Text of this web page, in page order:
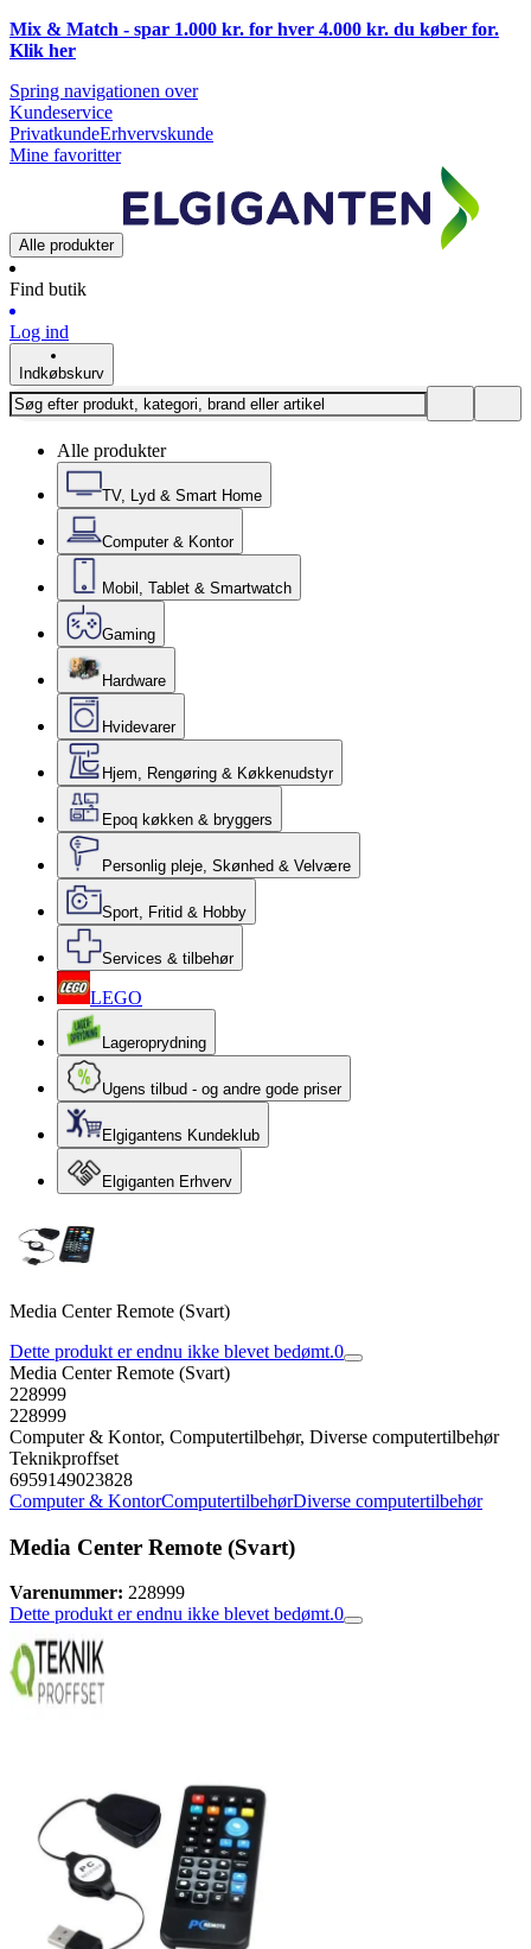
Mix & Match - spar 1.000 kr. for hver 4.000 kr. du køber for.
Klik her
Spring navigationen over
Kundeservice
PrivatkundeErhvervskunde
Mine favoritter
Alle produkter
Find butik
Log ind
Indkøbskurv
Alle produkter
TV, Lyd & Smart Home
Computer & Kontor
Mobil, Tablet & Smartwatch
Gaming
Hardware
Hvidevarer
Hjem, Rengøring & Køkkenudstyr
Epoq køkken & bryggers
Personlig pleje, Skønhed & Velvære
Sport, Fritid & Hobby
Services & tilbehør
LEGO
Lageroprydning
Ugens tilbud - og andre gode priser
Elgigantens Kundeklub
Elgiganten Erhverv
Media Center Remote (Svart)
Dette produkt er endnu ikke blevet bedømt.0
Media Center Remote (Svart)
228999
228999
Computer & Kontor, Computertilbehør, Diverse computertilbehør
Teknikproffset
6959149023828
Computer & KontorComputertilbehørDiverse computertilbehør
Media Center Remote (Svart)
Varenummer: 228999
Dette produkt er endnu ikke blevet bedømt.0